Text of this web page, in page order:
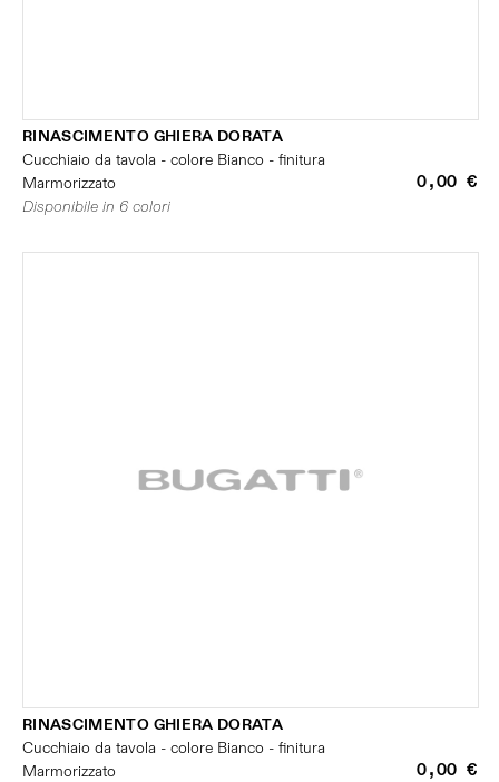
RINASCIMENTO GHIERA DORATA
Cucchiaio da tavola - colore Bianco - finitura
Marmorizzato
0,00 €
Disponibile in 6 colori
RINASCIMENTO GHIERA DORATA
Cucchiaio da tavola - colore Bianco - finitura
Marmorizzato
0,00 €